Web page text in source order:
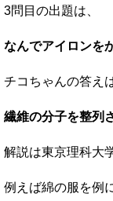
3問目の出題は、
なんでアイロンを
チコちゃんの答え
繊維の分子を整列
解説は東京理科大
例えば綿の服を例